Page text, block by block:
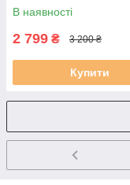
В наявності
2 799 ₴ 3 200 ₴
Купити